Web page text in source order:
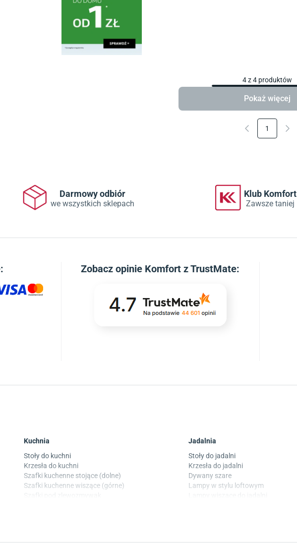
4z4 produktów
Pokaż więcej
1
Darmowy odbiór
we wszystkich sklepach
Klub Komfort
Zawsze taniej
Zobacz opinie Komfort z TrustMate:
Kuchnia
Stoły do kuchni
Krzesła do kuchni
Szafki kuchenne stojące (dolne)
Szafki kuchenne wiszące (górne)
Jadalnia
Stoły do jadalni
Krzesła do jadalni
Dywany szare
Lampy w stylu loftowym